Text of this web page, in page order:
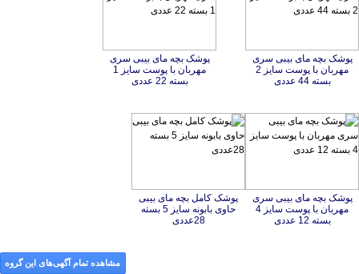
پوشک بچه مای بیبی سری
مهربان با پوست سایز 2
بسته 44 عددی
پوشک بچه مای بیبی سری
مهربان با پوست سایز 1
بسته 22 عددی
پوشک بچه مای بیبی سری
مهربان با پوست سایز 4
بسته 12 عددی
پوشک کامل بچه مای بیبی
حاوی بابونه سایز 5 بسته
28عددی
مشاهده تمام آگهی‌های این گروه